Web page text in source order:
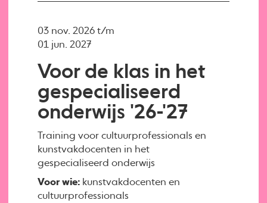
Voor de klas in het
gespecialiseerd
onderwijs '26-'27
Training voor cultuurprofessionals en
kunstvakdocenten in het
gespecialiseerd onderwijs
Voor wie: kunstvakdocenten en
cultuurprofessionals
03 nov. 2026 t/m
01 jun. 2027